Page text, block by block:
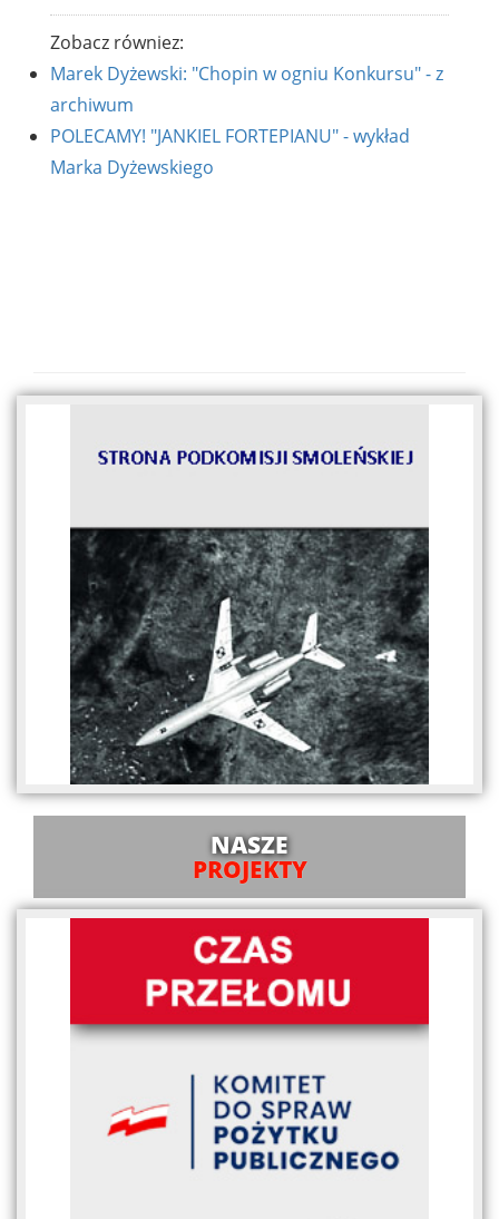
Zobacz równiez:
Marek Dyżewski: "Chopin w ogniu Konkursu" - z
archiwum
POLECAMY! "JANKIEL FORTEPIANU" - wykład
Marka Dyżewskiego
NASZE
PROJEKTY